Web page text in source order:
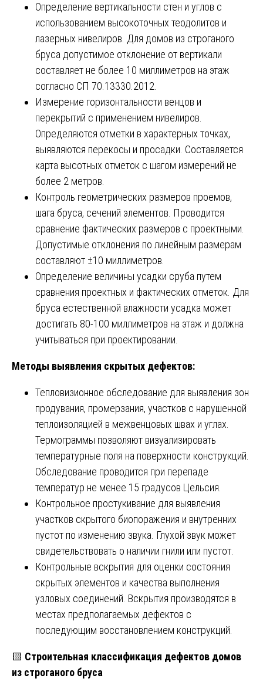
Определение вертикальности стен и углов с
использованием высокоточных теодолитов и
лазерных нивелиров. Для домов из строганого
бруса допустимое отклонение от вертикали
составляет не более 10 миллиметров на этаж
согласно СП 70.13330.2012.
Измерение горизонтальности венцов и
перекрытий с применением нивелиров.
Определяются отметки в характерных точках,
выявляются перекосы и просадки. Составляется
карта высотных отметок с шагом измерений не
более 2 метров.
Контроль геометрических размеров проемов,
шага бруса, сечений элементов. Проводится
сравнение фактических размеров с проектными.
Допустимые отклонения по линейным размерам
составляют ±10 миллиметров.
Определение величины усадки сруба путем
сравнения проектных и фактических отметок. Для
бруса естественной влажности усадка может
достигать 80-100 миллиметров на этаж и должна
учитываться при проектировании.
Методы выявления скрытых дефектов:
Тепловизионное обследование для выявления зон
продувания, промерзания, участков с нарушенной
теплоизоляцией в межвенцовых швах и углах.
Термограммы позволяют визуализировать
температурные поля на поверхности конструкций.
Обследование проводится при перепаде
температур не менее 15 градусов Цельсия.
Контрольное простукивание для выявления
участков скрытого биопоражения и внутренних
пустот по изменению звука. Глухой звук может
свидетельствовать о наличии гнили или пустот.
Контрольные вскрытия для оценки состояния
скрытых элементов и качества выполнения
узловых соединений. Вскрытия производятся в
местах предполагаемых дефектов с
последующим восстановлением конструкций.
🟨 Строительная классификация дефектов домов
из строганого бруса